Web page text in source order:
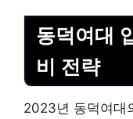
동덕여대
비 전략
2023년 동덕여대